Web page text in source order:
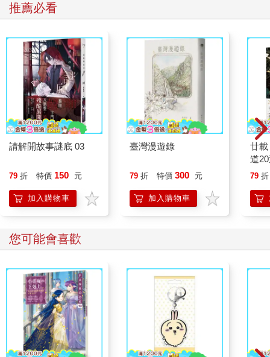
時，她就告訴他螢幕上顯示的秒數。當時小善祥才幾個月大，想
必是睜大眼睛，豎起耳朵。急著吸收這一切，而且不久之後，他
便頭一次讓周遭的成人大感驚奇。至少，這是他母親記憶中的版
本。
對於童年初期的事，他真的不太記得，大概是因為「幾歲就
會什麼」這種問題對他來說並不重要。周美淑同樣沒有把這些事
情放在心上，她不在乎這個早慧的兒子什麼時候具備了哪些能
力。此外，也因為沒有經驗，她無從發現善祥這麼小就會說話其
實異乎尋常。她還以為這樣就是「正常」。
善祥十五個月大時，周美淑才第一次感到詫異，雖然只是一
點點。那回她一如往常跟兒子坐在地毯上玩，母子數著蘋果和橘
子有幾個。當時善祥早就會說話了。玩到一半，她突然發現兒子
不只會數，還會運用加法，沒過多久，甚至還會運用減法。但那
一刻她並沒有真正意識到：就善祥的年齡而言，這實在很不尋
常。
第一個察覺有異的是周美淑的父親。身為教育工作者，他約
力。他決定為十五個月大的孫子進行一次測驗，隨即驚訝的發
現，這孩子竟已掌握了簡單算術的基本規則。
大概就是從這一刻起，大家開始注意到小善祥所締造一項又
一項的成長紀錄。數學很可能是他的天賦所在：不到兩歲，他已
經完全能駕馭算術的四則運算，而且不限於一到一百而已。就在
這段時間，他還要求母親教他看懂時鐘。
推薦必看
請解開故事謎底 03
79 折 特價 150 元
加入購物車
臺灣漫遊錄
79 折 特價 300 元
加入購物車
廿
道
79 折
您可能會喜歡